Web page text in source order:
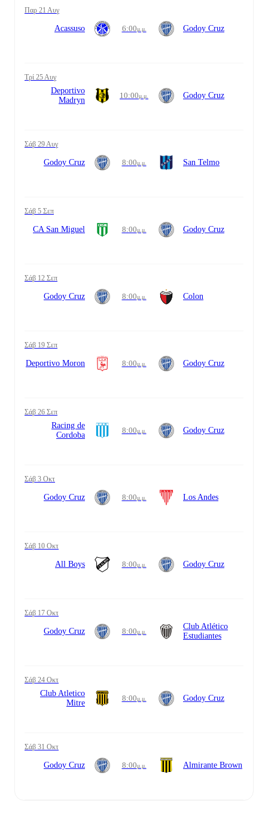
Παρ 21 Αυγ
Acassuso 6:00μ.μ. Godoy Cruz
Τρί 25 Αυγ
Deportivo
Madryn
10:00μ.μ. Godoy Cruz
Σάβ 29 Αυγ
Godoy Cruz 8:00μ.μ. San Telmo
Σάβ 5 Σεπ
CA San Miguel 8:00μ.μ. Godoy Cruz
Σάβ 12 Σεπ
Godoy Cruz 8:00μ.μ. Colon
Σάβ 19 Σεπ
Deportivo Moron 8:00μ.μ. Godoy Cruz
Σάβ 26 Σεπ
Racing de
Cordoba
8:00μ.μ. Godoy Cruz
Σάβ 3 Οκτ
Godoy Cruz 8:00μ.μ. Los Andes
Σάβ 10 Οκτ
All Boys 8:00μ.μ. Godoy Cruz
Σάβ 17 Οκτ
Godoy Cruz 8:00μ.μ.
Club Atlético
Estudiantes
Σάβ 24 Οκτ
Club Atletico
Mitre
8:00μ.μ. Godoy Cruz
Σάβ 31 Οκτ
Godoy Cruz 8:00μ.μ. Almirante Brown